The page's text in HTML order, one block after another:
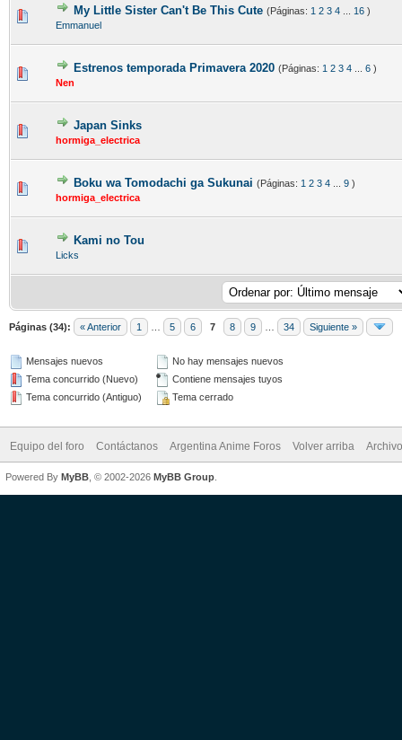
My Little Sister Can't Be This Cute (Páginas: 1 2 3 4 16 )
Emmanuel
Estrenos temporada Primavera 2020 (Páginas: 1 2 3 4 6 )
Nen
Japan Sinks
hormiga_electrica
Boku wa Tomodachi ga Sukunai (Páginas: 1 2 3 4 9 )
hormiga_electrica
Kami no Tou
Licks
Páginas (34): « Anterior 1 5 6 7 8 9 34 Siguiente »
Mensajes nuevos
Tema concurrido (Nuevo)
Tema concurrido (Antiguo)
No hay mensajes nuevos
Contiene mensajes tuyos
Tema cerrado
Equipo del foro Contáctanos Argentina Anime Foros Volver arriba
Powered By MyBB , © 2002-2026 MyBB Group